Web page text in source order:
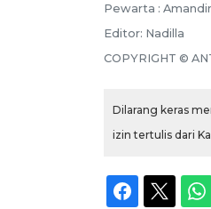
Pewarta :
Editor: Nadilla
COPYRIGHT ©
Dilarang keras
izin tertulis dari